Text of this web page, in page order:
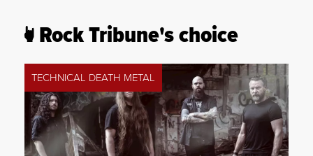
Rock Tribune's choice
TECHNICAL DEATH METAL